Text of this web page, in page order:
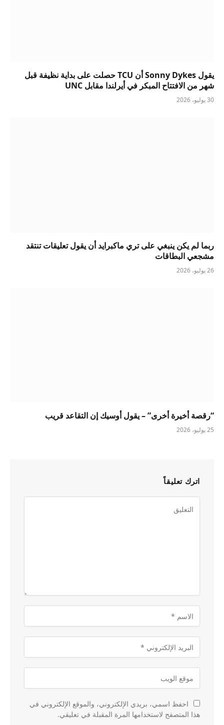
يقول Sonny Dykes أن TCU حصلت على بداية نظيفة قبل
شهر من الافتتاح المبكر في أيرلندا مقابل UNC
30 يوليو، 2026
ربما لم يكن ينبغي على تري ماكبرايد أن يقول تعليقات تنتقد
مشجعي البطاقات
26 يوليو، 2026
“رقصة أخيرة أخرى” – يقول أوسيك إن التقاعد قريب
25 يوليو، 2026
اترك تعليقاً
احفظ اسمي، بريدي الإلكتروني، والموقع الإلكتروني في
هذا المتصفح لاستخدامها المرة المقبلة في تعليقي.